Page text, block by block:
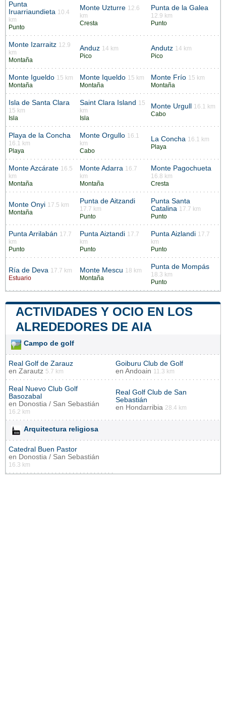
Punta
Iruarriaundieta 10.4
km
Punto
Monte Uzturre 12.6
km
Cresta
Punta de la Galea
12.9 km
Punto
Monte Izarraitz 12.9
km
Montaña
Anduz 14 km
Pico
Andutz 14 km
Pico
Monte Igueldo 15 km
Montaña
Monte Iqueldo 15 km
Montaña
Monte Frío 15 km
Montaña
Isla de Santa Clara
15 km
Isla
Saint Clara Island 15
km
Isla
Monte Urgull
16.1 km
Cabo
Playa de la Concha
16.1 km
Playa
Monte Orgullo 16.1
km
Cabo
La Concha 16.1 km
Playa
Monte Azcárate 16.5
km
Montaña
Monte Adarra 16.7
km
Montaña
Monte Pagochueta
16.8 km
Cresta
Monte Onyi 17.5 km
Montaña
Punta de Aitzandi
17.7 km
Punto
Punta Santa
Catalina 17.7 km
Punto
Punta Arrilabán 17.7
km
Punto
Punta Aiztandi 17.7
km
Punto
Punta Aizlandi 17.7
km
Punto
Ría de Deva 17.7 km
Estuario
Monte Mescu 18 km
Montaña
Punta de Mompás
18.3 km
Punto
ACTIVIDADES Y OCIO EN LOS
ALREDEDORES DE AIA
Campo de golf
Real Golf de Zarauz
en Zarautz 5.7 km
Goiburu Club de Golf
en Andoain 11.3 km
Real Nuevo Club Golf
Basozabal
en Donostia / San Sebastián
16.2 km
Real Golf Club de San
Sebastián
en Hondarribia 28.4 km
Arquitectura religiosa
Catedral Buen Pastor
en Donostia / San Sebastián
16.3 km